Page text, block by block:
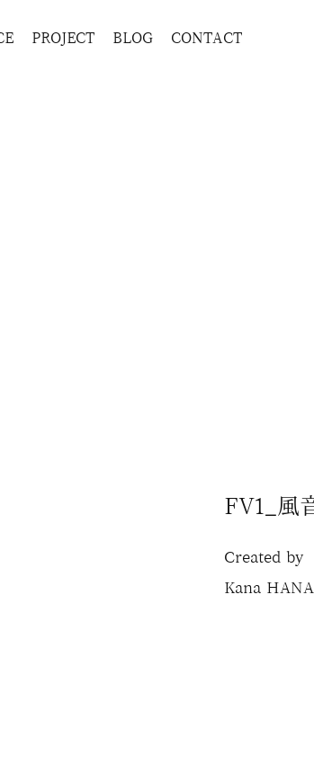
PROJECT BLOG CONTACT
FV1_風
Created by
Kana